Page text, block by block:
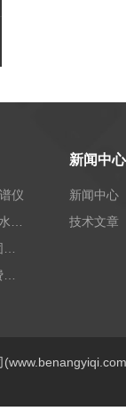
仪
MA-1智能卡尔费休水分测定仪
新闻中心
新闻中心
技术文章